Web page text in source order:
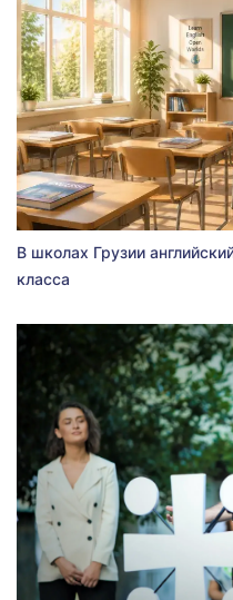
В школах Грузии
класса